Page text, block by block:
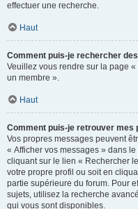
effectuer une recherche.
Haut
Comment puis-je rechercher
Veuillez vous rendre sur la page
un membre ».
Haut
Comment puis-je retrouver mes
Vos propres messages peuvent
« Afficher vos messages » dans
cliquant sur le lien « Rechercher
votre propre profil ou soit en
partie supérieure du forum. Pour
sujets, utilisez la recherche
qui vous sont disponibles.